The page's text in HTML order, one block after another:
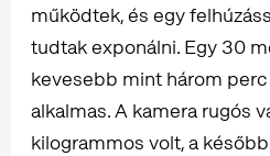
működtek, és egy
tudtak exponálni. Egy 30
kevesebb mint három
alkalmas. A kamera rugós
kilogrammos volt, a